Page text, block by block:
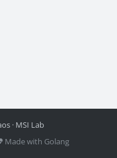
· MSI Lab
Made with Golang